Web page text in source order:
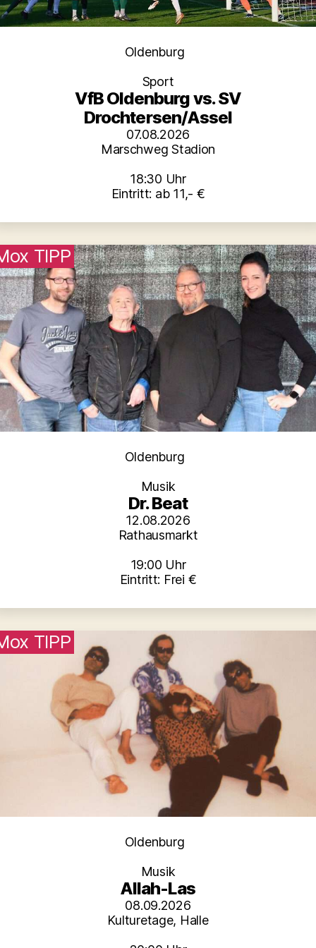
Kategorien
Oldenburg
Sport
VfB Oldenburg vs. SV
Drochtersen/Assel
07.08.2026
Marschweg Stadion
18:30 Uhr
Eintritt: ab 11,- €
TIPP
Kategorien
Oldenburg
Musik
Dr. Beat
12.08.2026
Rathausmarkt
19:00 Uhr
Eintritt: Frei €
TIPP
Kategorien
Oldenburg
Musik
Allah-Las
08.09.2026
Kulturetage, Halle